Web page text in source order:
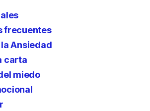
frecuentes
Ansiedad
carta
miedo